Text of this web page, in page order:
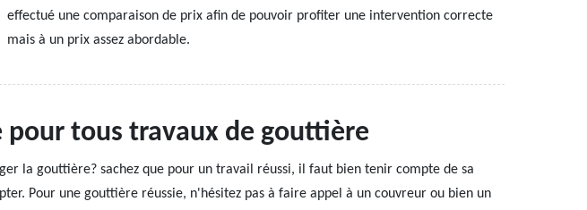
effectué une comparaison de prix afin de pouvoir profiter une intervention correcte
mais à un prix assez abordable.
pour tous travaux de gouttière
la gouttière? sachez que pour un travail réussi, il faut bien tenir compte de sa
Pour une gouttière réussie, n'hésitez pas à faire appel à un couvreur ou bien un